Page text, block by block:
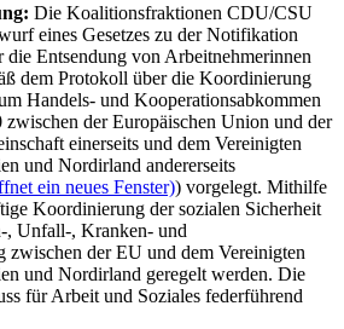
Die Koalitionsfraktionen CDU/CSU
eines Gesetzes zu der Notifikation
Entsendung von Arbeitnehmerinnen
dem Protokoll über die Koordinierung
Handels- und Kooperationsabkommen
der Europäischen Union und der
einerseits und dem Vereinigten
und Nordirland andererseits
ein neues Fenster)) vorgelegt. Mithilfe
Koordinierung der sozialen Sicherheit
, Unfall-, Kranken- und
zwischen der EU und dem Vereinigten
und Nordirland geregelt werden. Die
für Arbeit und Soziales federführend